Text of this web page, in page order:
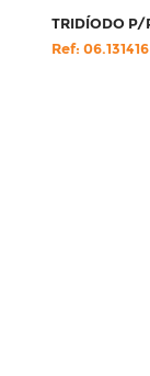
TRIDÍODO P/
Ref: 06.131416